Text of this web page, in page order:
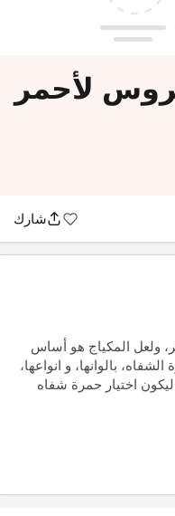
لأحمر
شارك
ولعل المكياج هو أساس
بالوانها، و انواعها،
اختيار حمرة شفاه